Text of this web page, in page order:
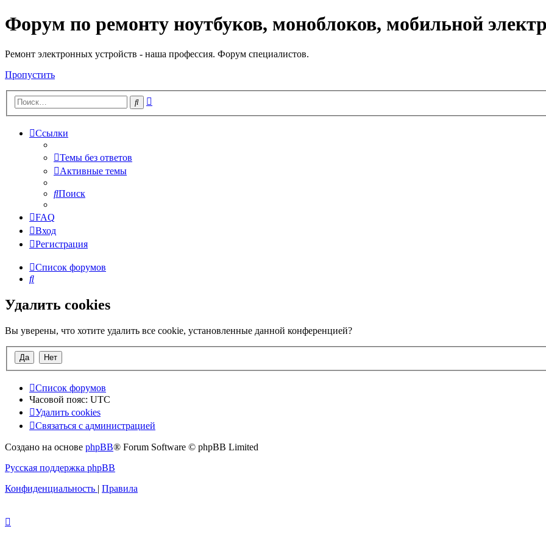
Регистрация
Форум по ремонту ноутбуков, моноблоков, мобильной
Ремонт электронных устройств - наша профессия. Форум специалистов.
Пропустить
Поиск
Ссылки
Темы без ответов
Активные темы
Поиск
FAQ
Вход
Регистрация
Список форумов
Поиск
Удалить cookies
Вы уверены, что хотите удалить все cookie, установленные данной конференцией?
Список форумов
Часовой пояс: UTC
Удалить cookies
Связаться
администрацией
Связаться с администрацией
Создано на основе phpBB® Forum Software © phpBB Limited
Русская поддержка phpBB
Конфиденциальность | Правила